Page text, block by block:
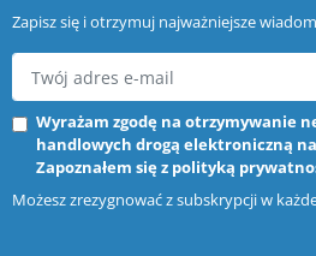
Zapisz się i otrzymuj najważniejsze
Wyrażam zgodę na otrzymywanie
handlowych drogą elektroniczną
Zapoznałem się z polityką
Możesz zrezygnować z subskrypcji w